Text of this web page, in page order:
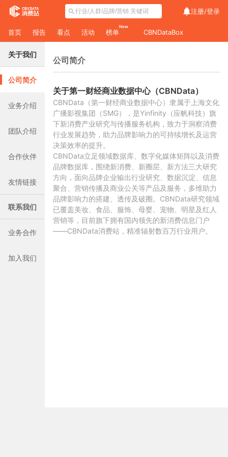
注册/登录
首页 报告 看点 活动 榜单
New
CBNDataBox
关于我们
公司简介
业务介绍
团队介绍
合作伙伴
友情链接
联系我们
业务合作
加入我们
公司简介
关于第一财经商业数据中心（CBNData）
CBNData（第一财经商业数据中心）隶属于上海文化
广播影视集团（SMG），是Yinfinity（应帆科技）旗
下新消费产业研究与传播服务机构，致力于洞察消费
行业发展趋势，助力品牌影响力的可持续增长及运营
决策效率的提升。
CBNData立足领域数据库、数字化媒体矩阵以及消费
品牌数据库，围绕新消费、新圈层、新方法三大研究
方向，面向品牌企业输出行业研究、数据沉淀、信息
聚合、营销传播及商业公关等产品及服务，多维助力
品牌影响力的搭建、透传及破圈。CBNData研究领域
已覆盖美妆、食品、服饰、母婴、宠物、明星及红人
营销等，目前旗下拥有国内领先的新消费信息门户
——CBNData消费站，精准辐射数百万行业用户。